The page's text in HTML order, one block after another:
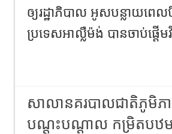
ឲ្យរដ្ឋាភិបាល អូសបន្លាយពេ
ប្រទេសអាល្លឺម៉ង់ បានចាប់ផ្តើ
សាលានគរបាលជាតិភូមិភា
បណ្ដុះបណ្ដាល កម្រិតបឋម